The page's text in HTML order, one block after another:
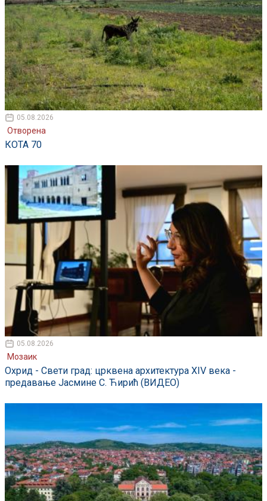
05.08.2026
Отворена
КОТА 70
05.08.2026
Мозаик
Охрид - Свети град: црквена архитектура XIV века -
предавање Јасмине С. Ћирић (ВИДЕО)